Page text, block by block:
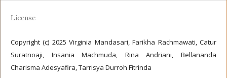
License
Copyright (c) 2025 Virginia Mandasari, Farikha Rachmawati, Catur
Suratnoaji, Insania Machmuda, Rina Andriani, Bellananda
Charisma Adesyafira, Tarrisya Durroh Fitrinda